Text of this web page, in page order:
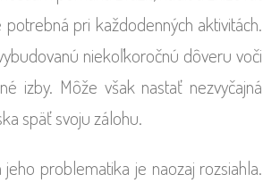
pri každodenných aktivitách.
niekoľkoročnú dôveru voči
izby. Môže však nastať nezvyčajná
späť svoju zálohu.
problematika je naozaj rozsiahla.